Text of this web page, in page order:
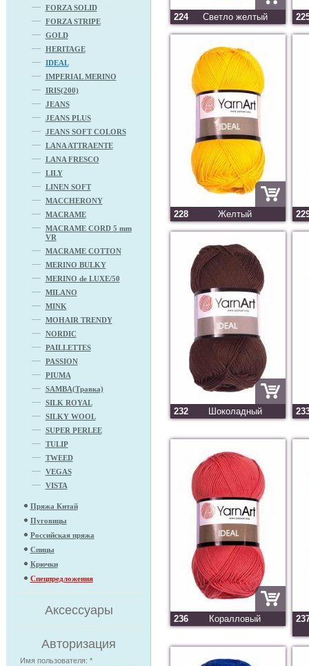
FORZA SOLID
FORZA STRIPE
GOLD
HERITAGE
IDEAL
IMPERIAL MERINO
IRIS(200)
JEANS
JEANS PLUS
JEANS SOFT COLORS
LANA ATTRAENTE
LANA FRESCO
LILY
LINEN SOFT
MACCHERONY
MACRAME
MACRAME CORD 5 mm
VR
MACRAME COTTON
MERINO BULKY
MERINO de LUXE/50
MILANO
MINK
MOHAIR TRENDY
NORDIC
PAILLETTES
PASSION
PIUMA
SAMBA(Травка)
SILK ROYAL
SILKY WOOL
SUPER PERLEE
TULIP
TWEED
VEGAS
VISTA
Пряжа Китай
Пуговицы
Российская пряжа
Спицы
Крючки
Спецпредложения
Аксессуары
Авторизация
Имя пользователя: *
224 Светло желтый
228 Желтый
232 Шоколадный
236 Коралловый